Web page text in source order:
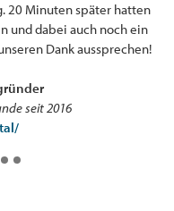
20 Minuten später hatten
und dabei auch noch ein
Dank aussprechen!
seit 2016